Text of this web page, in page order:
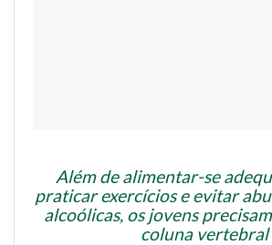
Além de alimentar-se
praticar exercícios e evitar
alcoólicas, os jovens
coluna vertebral